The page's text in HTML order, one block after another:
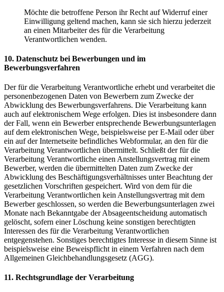
Möchte die betroffene Person ihr Recht auf Widerruf einer
Einwilligung geltend machen, kann sie sich hierzu jederzeit
an einen Mitarbeiter des für die Verarbeitung
Verantwortlichen wenden.
10. Datenschutz bei Bewerbungen und im
Bewerbungsverfahren
Der für die Verarbeitung Verantwortliche erhebt und verarbeitet die
personenbezogenen Daten von Bewerbern zum Zwecke der
Abwicklung des Bewerbungsverfahrens. Die Verarbeitung kann
auch auf elektronischem Wege erfolgen. Dies ist insbesondere dann
der Fall, wenn ein Bewerber entsprechende Bewerbungsunterlagen
auf dem elektronischen Wege, beispielsweise per E-Mail oder über
ein auf der Internetseite befindliches Webformular, an den für die
Verarbeitung Verantwortlichen übermittelt. Schließt der für die
Verarbeitung Verantwortliche einen Anstellungsvertrag mit einem
Bewerber, werden die übermittelten Daten zum Zwecke der
Abwicklung des Beschäftigungsverhältnisses unter Beachtung der
gesetzlichen Vorschriften gespeichert. Wird von dem für die
Verarbeitung Verantwortlichen kein Anstellungsvertrag mit dem
Bewerber geschlossen, so werden die Bewerbungsunterlagen zwei
Monate nach Bekanntgabe der Absageentscheidung automatisch
gelöscht, sofern einer Löschung keine sonstigen berechtigten
Interessen des für die Verarbeitung Verantwortlichen
entgegenstehen. Sonstiges berechtigtes Interesse in diesem Sinne ist
beispielsweise eine Beweispflicht in einem Verfahren nach dem
Allgemeinen Gleichbehandlungsgesetz (AGG).
11. Rechtsgrundlage der Verarbeitung